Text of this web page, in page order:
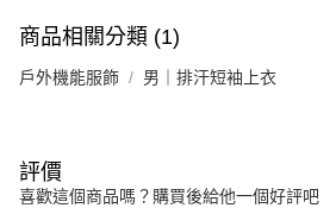
商品相關分類 (1)
戶外機能服飾 男｜排汗短袖上衣
評價
喜歡這個商品嗎？購買後給他一個好評吧